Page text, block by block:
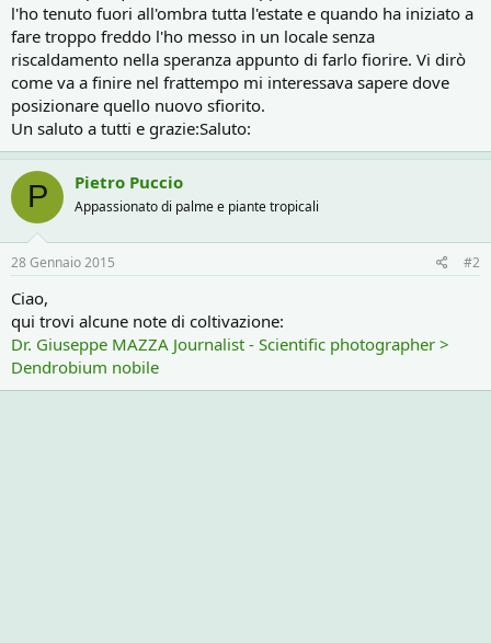
l'ho tenuto fuori all'ombra tutta l'estate e quando ha iniziato a
fare troppo freddo l'ho messo in un locale senza
riscaldamento nella speranza appunto di farlo fiorire. Vi dirò
come va a finire nel frattempo mi interessava sapere dove
posizionare quello nuovo sfiorito.
Un saluto a tutti e grazie:Saluto:
P Pietro Puccio
Appassionato di palme e piante tropicali
28 Gennaio 2015 #2
Ciao,
qui trovi alcune note di coltivazione:
Dr. Giuseppe MAZZA Journalist - Scientific photographer >
Dendrobium nobile